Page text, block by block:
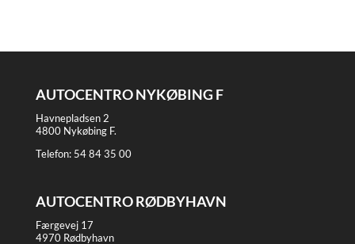
AUTOCENTRO NYKØBING F
Havnepladsen 2
4800 Nykøbing F.
Telefon: 54 84 35 00
AUTOCENTRO RØDBYHAVN
Færgevej 17
4970 Rødbyhavn